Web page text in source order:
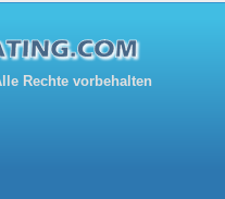
Rechte vorbehalten